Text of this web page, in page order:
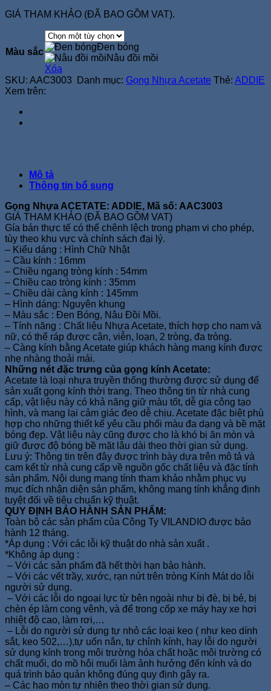
GIÁ THAM KHẢO (ĐÃ BAO GỒM VAT).
Màu sắc
Đen bóng
Nâu đồi mồi
Xóa
SKU: AAC3003 Danh mục: Gọng Nhựa Acetate Thẻ: ADDIE
Xem trên:
Mô tả
Thông tin bổ sung
Gọng Nhựa ACETATE: ADDIE, Mã số: AAC3003
GIÁ THAM KHẢO (ĐÃ BAO GỒM VAT)
Gía bán thực tế có thể chênh lệch trong phạm vi cho phép,
tùy theo khu vực và chính sách đại lý.
– Kiểu dáng : Hình Chữ Nhật
– Cầu kính : 16mm
– Chiều ngang tròng kính : 54mm
– Chiều cao tròng kính : 35mm
– Chiều dài càng kính : 145mm
– Hình dáng: Nguyên khung
– Màu sắc : Đen Bóng, Nâu Đồi Mồi.
– Tính năng : Chất liệu Nhựa Acetate, thích hợp cho nam và
nữ, có thể ráp được cận, viễn, loạn, 2 tròng, đa tròng.
– Càng kính bằng Acetate giúp khách hàng mang kính được
nhẹ nhàng thoải mái.
Những nét đặc trưng của gọng kính Acetate:
Acetate là loại nhựa truyền thống thường được sử dụng để
sản xuất gọng kính thời trang. Theo thông tin từ nhà cung
cấp, vật liệu này có khả năng giữ màu tốt, dễ gia công tạo
hình, và mang lại cảm giác đeo dễ chịu. Acetate đặc biệt phù
hợp cho những thiết kế yêu cầu phối màu đa dạng và bề mặt
bóng đẹp. Vật liệu này cũng được cho là khó bị ăn mòn và
giữ được độ bóng bề mặt lâu dài theo thời gian sử dụng.
Lưu ý: Thông tin trên đây được trình bày dựa trên mô tả và
cam kết từ nhà cung cấp về nguồn gốc chất liệu và đặc tính
sản phẩm. Nội dung mang tính tham khảo nhằm phục vụ
mục đích nhận diện sản phẩm, không mang tính khẳng định
tuyệt đối về tiêu chuẩn kỹ thuật.
QUY ĐỊNH BẢO HÀNH SẢN PHẨM:
Toàn bộ các sản phẩm của Công Ty VILANDIO được bảo
hành 12 tháng.
*Áp dụng : Với các lỗi kỹ thuật do nhà sản xuất .
*Không áp dụng :
– Với các sản phẩm đã hết thời hạn bảo hành.
– Với các vết trầy, xước, rạn nứt trên tròng Kính Mát do lỗi
người sử dụng.
– Với các lỗi do ngoại lực từ bên ngoài như bị đè, bị bẻ, bị
chèn ép làm cong vênh, và để trong cốp xe máy hay xe hơi
nhiệt độ cao, làm rơi,…
– Lỗi do người sử dụng tự nhỏ các loại keo ( như keo dính
sắt, keo 502,…),tự uốn nắn, tự chỉnh kính, hay lỗi do người
sử dụng kính trong môi trường hóa chất hoặc môi trường có
chất muối, do mồ hôi muối làm ảnh hưởng đến kính và do
quá trình bảo quản không đúng quy định gây ra.
– Các hao mòn tự nhiên theo thời gian sử dụng.